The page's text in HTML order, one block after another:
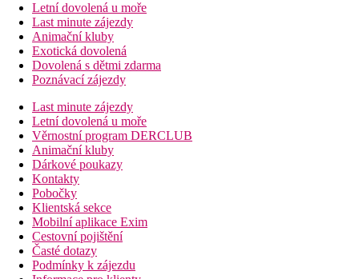
Letní dovolená u moře
Last minute zájezdy
Animační kluby
Exotická dovolená
Dovolená s dětmi zdarma
Poznávací zájezdy
Last minute zájezdy
Letní dovolená u moře
Věrnostní program DERCLUB
Animační kluby
Dárkové poukazy
Kontakty
Pobočky
Klientská sekce
Mobilní aplikace Exim
Cestovní pojištění
Časté dotazy
Podmínky k zájezdu